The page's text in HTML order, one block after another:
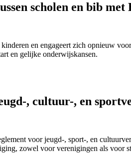
scholen en bib
en engageert zich opnieuw
en gelijke onderwijskansen.
, cultuur-, en
voor jeugd-, sport-, en
zowel voor verenigingen als voor